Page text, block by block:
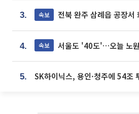
3. 속보 전북 완주 삼례읍 공장서
4. 속보 서울도 '40도'…오늘 노
5.